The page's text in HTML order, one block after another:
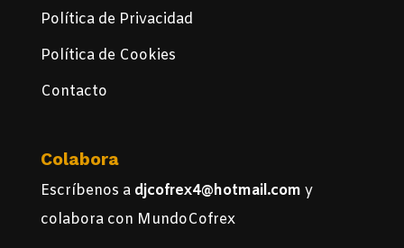
Política de Privacidad
Política de Cookies
Contacto
Colabora
Escríbenos a djcofrex4@hotmail.com y
colabora con MundoCofrex